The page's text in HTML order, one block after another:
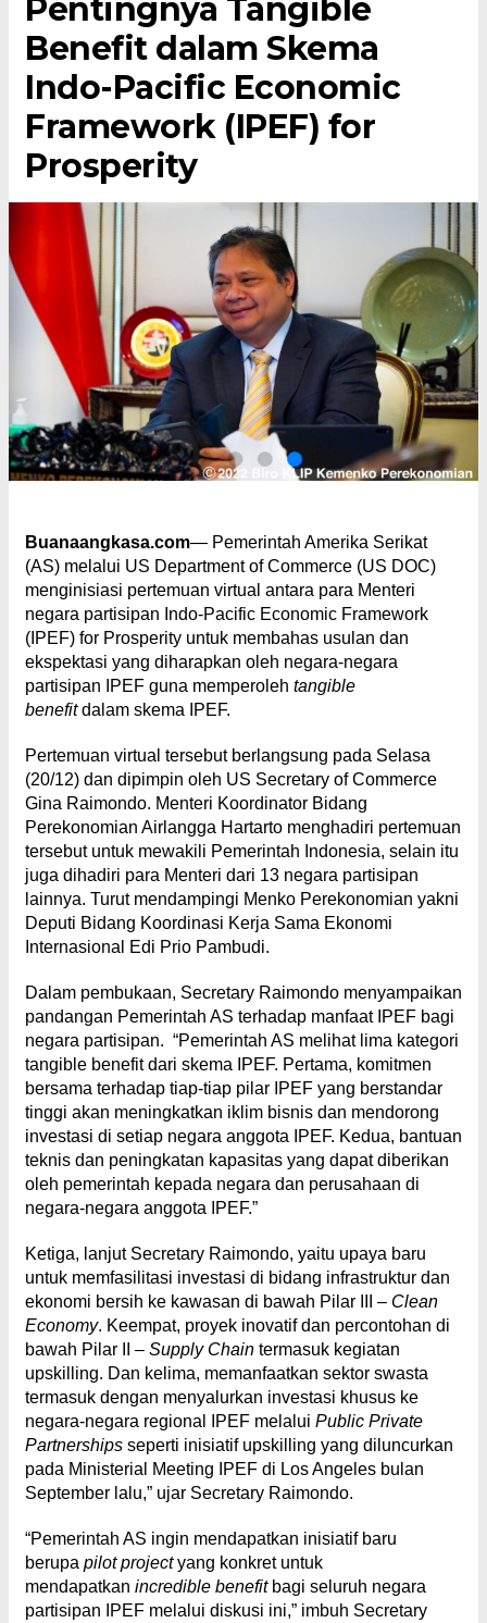
Pentingnya Tangible
Benefit dalam Skema
Indo-Pacific Economic
Framework (IPEF) for
Prosperity
Buanaangkasa.com— Pemerintah Amerika Serikat
(AS) melalui US Department of Commerce (US DOC)
menginisiasi pertemuan virtual antara para Menteri
negara partisipan Indo-Pacific Economic Framework
(IPEF) for Prosperity untuk membahas usulan dan
ekspektasi yang diharapkan oleh negara-negara
partisipan IPEF guna memperoleh tangible
benefitdalam skema IPEF.
Pertemuan virtual tersebut berlangsung pada Selasa
(20/12) dan dipimpin oleh US Secretary of Commerce
Gina Raimondo. Menteri Koordinator Bidang
Perekonomian Airlangga Hartarto menghadiri pertemuan
tersebut untuk mewakili Pemerintah Indonesia, selain itu
juga dihadiri para Menteri dari 13 negara partisipan
lainnya. Turut mendampingi Menko Perekonomian yakni
Deputi Bidang Koordinasi Kerja Sama Ekonomi
Internasional Edi Prio Pambudi.
Dalam pembukaan, Secretary Raimondo menyampaikan
pandangan Pemerintah AS terhadap manfaat IPEF bagi
negara partisipan. “Pemerintah AS melihat lima kategori
tangible benefit dari skema IPEF. Pertama, komitmen
bersama terhadap tiap-tiap pilar IPEF yang berstandar
tinggi akan meningkatkan iklim bisnis dan mendorong
investasi di setiap negara anggota IPEF. Kedua, bantuan
teknis dan peningkatan kapasitas yang dapat diberikan
oleh pemerintah kepada negara dan perusahaan di
negara-negara anggota IPEF.”
Ketiga, lanjut Secretary Raimondo, yaitu upaya baru
untuk memfasilitasi investasi di bidang infrastruktur dan
ekonomi bersih ke kawasan di bawah Pilar III – Clean
Economy. Keempat, proyek inovatif dan percontohan di
bawah Pilar II – Supply Chain termasuk kegiatan
upskilling. Dan kelima, memanfaatkan sektor swasta
termasuk dengan menyalurkan investasi khusus ke
negara-negara regional IPEF melalui Public Private
Partnerships seperti inisiatif upskilling yang diluncurkan
pada Ministerial Meeting IPEF di Los Angeles bulan
September lalu,” ujar Secretary Raimondo.
“Pemerintah AS ingin mendapatkan inisiatif baru
berupa pilot projectyang konkret untuk
mendapatkan incredible benefit bagi seluruh negara
partisipan IPEF melalui diskusi ini,” imbuh Secretary